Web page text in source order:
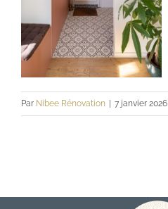
Contact
Par Nibee Rénovation | 7 janvier 2026